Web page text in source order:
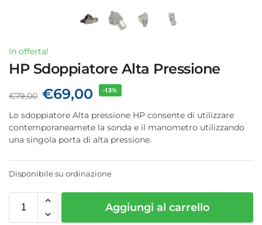
In offerta!
HP Sdoppiatore Alta Pressione
€79,00 €69,00 -13%
Lo sdoppiatore Alta pressione HP consente di utilizzare
contemporaneamete la sonda e il manometro utilizzando
una singola porta di alta pressione.
Disponibile su ordinazione
Aggiungi al carrello